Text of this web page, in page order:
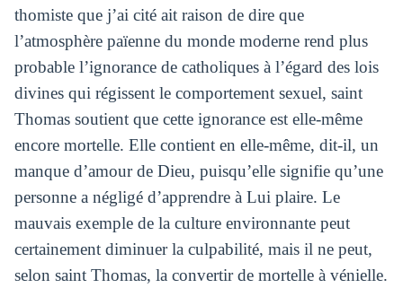
thomiste que j’ai cité ait raison de dire que
l’atmosphère païenne du monde moderne rend plus
probable l’ignorance de catholiques à l’égard des lois
divines qui régissent le comportement sexuel, saint
Thomas soutient que cette ignorance est elle-même
encore mortelle. Elle contient en elle-même, dit-il, un
manque d’amour de Dieu, puisqu’elle signifie qu’une
personne a négligé d’apprendre à Lui plaire. Le
mauvais exemple de la culture environnante peut
certainement diminuer la culpabilité, mais il ne peut,
selon saint Thomas, la convertir de mortelle à vénielle.